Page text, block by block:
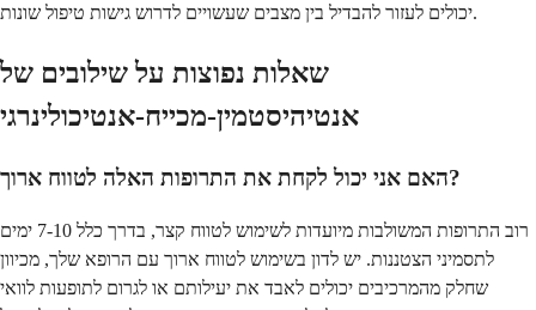
יכולים לעזור להבדיל בין מצבים שעשויים לדרוש גישות טיפול שונות.
שאלות נפוצות על שילובים של
אנטיהיסטמין-מכייח-אנטיכולינרגי
האם אני יכול לקחת את התרופות האלה לטווח ארוך?
רוב התרופות המשולבות מיועדות לשימוש לטווח קצר, בדרך כלל 7-10 ימים
לתסמיני הצטננות. יש לדון בשימוש לטווח ארוך עם הרופא שלך, מכיוון
שחלק מהמרכיבים יכולים לאבד את יעילותם או לגרום לתופעות לוואי